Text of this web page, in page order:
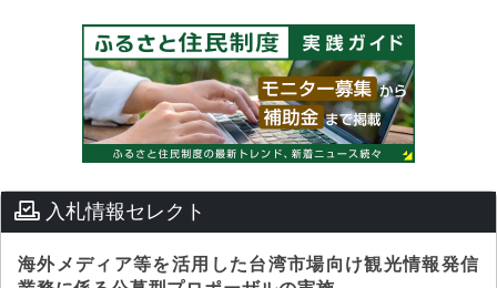
入札情報セレクト
海外メディア等を活用した台湾市場向け観光情報発信